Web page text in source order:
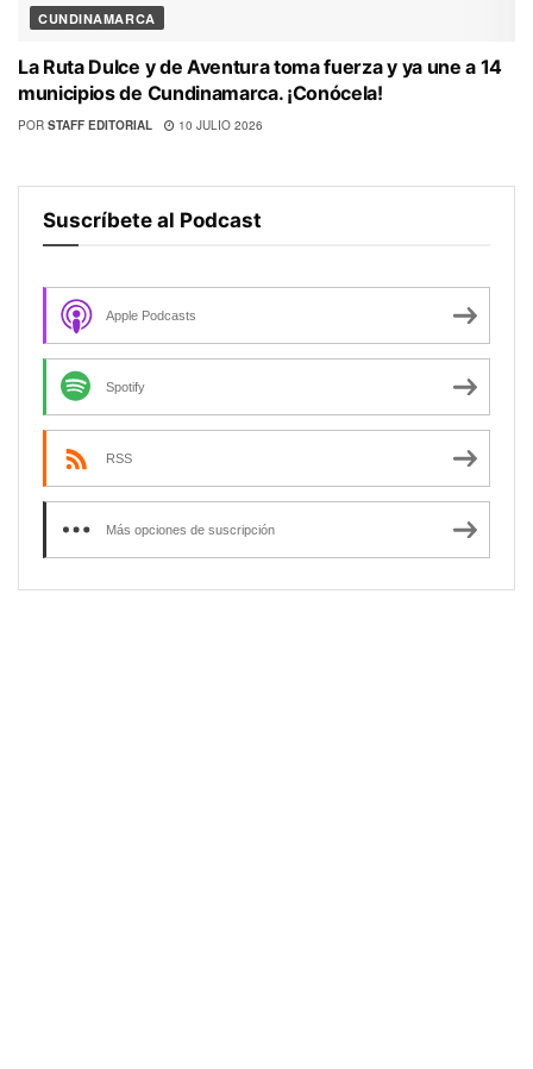
CUNDINAMARCA
La Ruta Dulce y de Aventura toma fuerza y ya une a 14
municipios de Cundinamarca. ¡Conócela!
POR STAFF EDITORIAL 10 JULIO 2026
Suscríbete al Podcast
Apple Podcasts
Spotify
RSS
Más opciones de suscripción